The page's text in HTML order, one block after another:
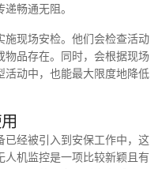
畅通无阻。
施现场安检。他们会检查活动
品存在。同时，会根据现场
活动中，也能最大限度地降低
已经被引入到安保工作中，这
机监控是一项比较新颖且有